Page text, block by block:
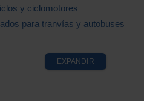
y ciclomotores
para tranvías y autobuses
EXPANDIR